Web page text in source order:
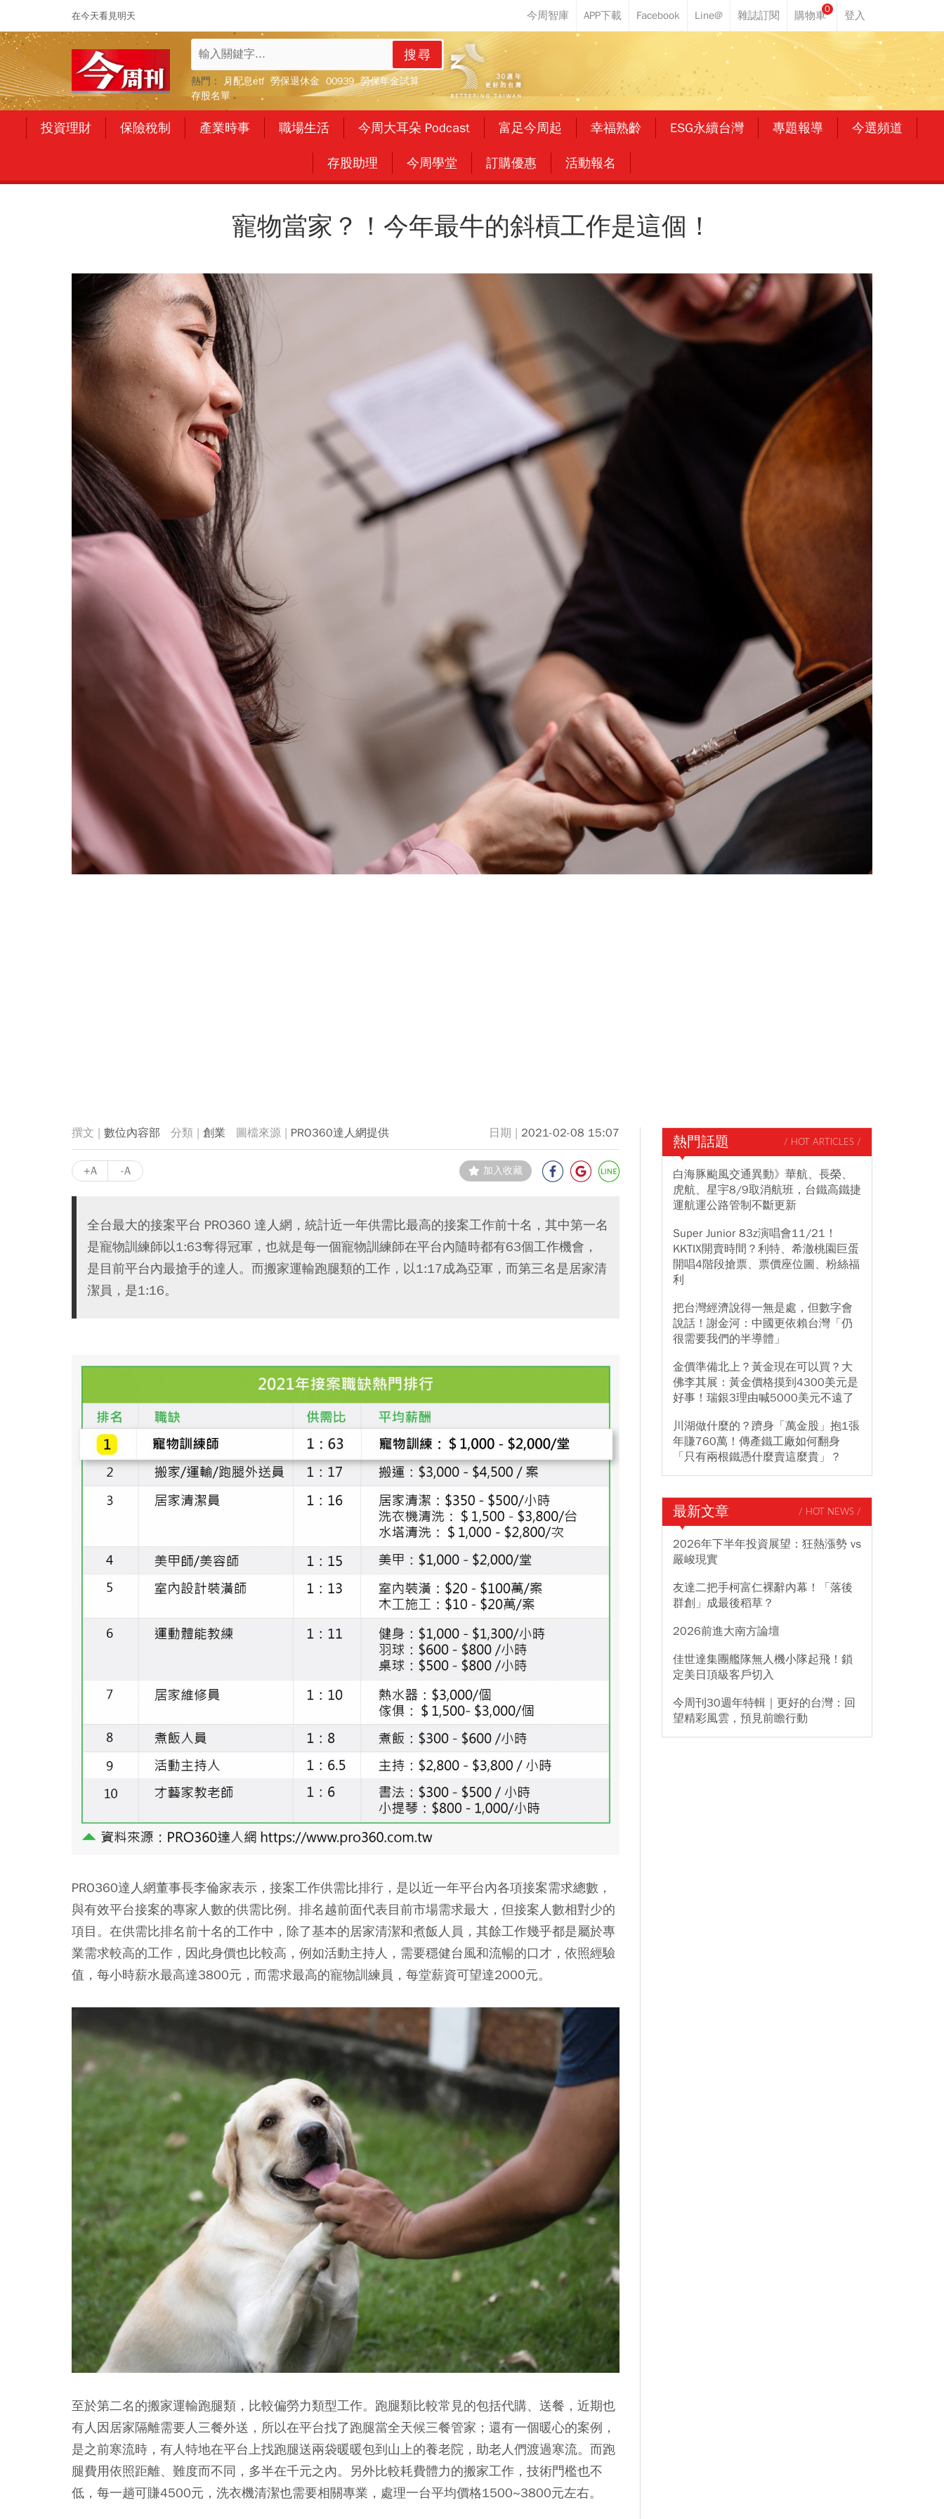
在今天看見明天
0
搜尋
熱門： 月配息etf 勞保退休金 00939 勞保年金試算
存股名單
投資理財 保險稅制 產業時事 職場生活 今周大耳朵 Podcast 富足今周起 幸福熟齡 ESG永續台灣 專題報導 今選頻道
存股助理 今周學堂 訂購優惠 活動報名
寵物當家？！今年最牛的斜槓工作是這個！
數位內容部 創業 PRO360達人網提供 2021-02-08 15:07
+A -A 加入收藏
全台最大的接案平台 PRO360 達人網，統計近一年供需比最高的接案工作前十名，其中第一名
是寵物訓練師以1:63奪得冠軍，也就是每一個寵物訓練師在平台內隨時都有63個工作機會，
是目前平台內最搶手的達人。而搬家運輸跑腿類的工作，以1:17成為亞軍，而第三名是居家清
潔員，是1:16。
PRO360達人網董事長李倫家表示，接案工作供需比排行，是以近一年平台內各項接案需求總數，
與有效平台接案的專家人數的供需比例。排名越前面代表目前市場需求最大，但接案人數相對少的
項目。在供需比排名前十名的工作中，除了基本的居家清潔和煮飯人員，其餘工作幾乎都是屬於專
業需求較高的工作，因此身價也比較高，例如活動主持人，需要穩健台風和流暢的口才，依照經驗
值，每小時薪水最高達3800元，而需求最高的寵物訓練員，每堂薪資可望達2000元。
至於第二名的搬家運輸跑腿類，比較偏勞力類型工作。跑腿類比較常見的包括代購、送餐，近期也
有人因居家隔離需要人三餐外送，所以在平台找了跑腿當全天候三餐管家；還有一個暖心的案例，
是之前寒流時，有人特地在平台上找跑腿送兩袋暖暖包到山上的養老院，助老人們渡過寒流。而跑
腿費用依照距離、難度而不同，多半在千元之內。另外比較耗費體力的搬家工作，技術門檻也不
低，每一趟可賺4500元，洗衣機清潔也需要相關專業，處理一台平均價格1500~3800元左右。
熱門話題 / HOT ARTICLES /
白海豚颱風交通異動》華航、長榮、
虎航、星宇8/9取消航班，台鐵高鐵捷
運航運公路管制不斷更新
Super Junior 83z演唱會11/21！
KKTIX開賣時間？利特、希澈桃園巨蛋
開唱4階段搶票、票價座位圖、粉絲福
利
把台灣經濟說得一無是處，但數字會
說話！謝金河：中國更依賴台灣「仍
很需要我們的半導體」
金價準備北上？黃金現在可以買？大
佛李其展：黃金價格摸到4300美元是
好事！瑞銀3理由喊5000美元不遠了
川湖做什麼的？躋身「萬金股」抱1張
年賺760萬！傳產鐵工廠如何翻身
「只有兩根鐵憑什麼賣這麼貴」？
最新文章 / HOT NEWS /
2026年下半年投資展望：狂熱漲勢 vs
嚴峻現實
友達二把手柯富仁裸辭內幕！「落後
群創」成最後稻草？
2026前進大南方論壇
佳世達集團艦隊無人機小隊起飛！鎖
定美日頂級客戶切入
今周刊30週年特輯｜更好的台灣：回
望精彩風雲，預見前瞻行動